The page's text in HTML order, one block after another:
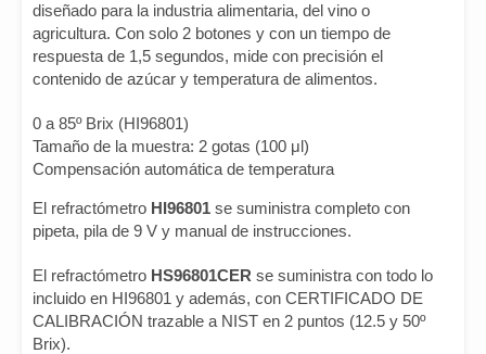
diseñado para la industria alimentaria, del vino o
agricultura. Con solo 2 botones y con un tiempo de
respuesta de 1,5 segundos, mide con precisión el
contenido de azúcar y temperatura de alimentos.
0 a 85º Brix (HI96801)
Tamaño de la muestra: 2 gotas (100 μl)
Compensación automática de temperatura
El refractómetro HI96801 se suministra completo con
pipeta, pila de 9 V y manual de instrucciones.
El refractómetro HS96801CER se suministra con todo lo
incluido en HI96801 y además, con CERTIFICADO DE
CALIBRACIÓN trazable a NIST en 2 puntos (12.5 y 50º
Brix).